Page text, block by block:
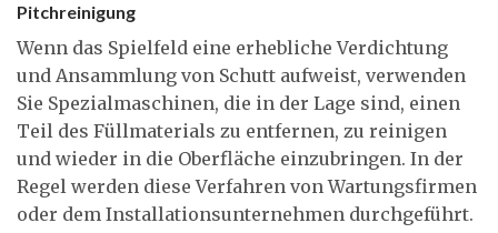
Pitchreinigung
Wenn das Spielfeld eine erhebliche Verdichtung
und Ansammlung von Schutt aufweist, verwenden
Sie Spezialmaschinen, die in der Lage sind, einen
Teil des Füllmaterials zu entfernen, zu reinigen
und wieder in die Oberfläche einzubringen. In der
Regel werden diese Verfahren von Wartungsfirmen
oder dem Installationsunternehmen durchgeführt.